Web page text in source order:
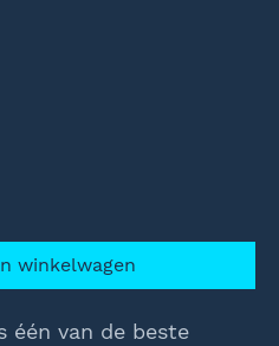
winkelwagen
één van de beste